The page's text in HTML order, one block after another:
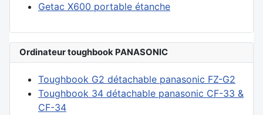
Getac X600 portable étanche
Ordinateur toughbook PANASONIC
Toughbook G2 détachable panasonic FZ-G2
Toughbook 34 détachable panasonic CF-33 &
CF-34